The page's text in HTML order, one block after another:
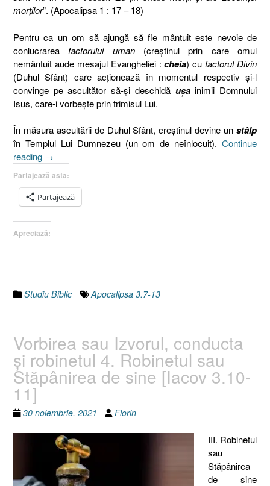
morţilor”. (Apocalipsa 1 : 17 – 18)
Pentru ca un om să ajungă să fie mântuit este nevoie de
conlucrareafactorului uman(creştinul prin care omul
nemântuit aude mesajul Evangheliei :cheia) cufactorul Divin
(Duhul Sfânt) care acţionează în momentul respectiv şi-l
convinge pe ascultător să-şi deschidă uşa inimii Domnului
Isus, care-i vorbeşte prin trimisul Lui.
În măsura ascultării de Duhul Sfânt, creştinul devine un stâlp
în Templul Lui Dumnezeu (un om de neînlocuit). Continue
reading „Biserica
din
Filadelfia.
II.
Cheia,
uşa
şi
3.7-
13]”
→
Partajează asta:
Partajează
Apreciază:
Studiu Biblic Apocalipsa 3.7-13
Vorbirea sau Izvorul, conducta
şi robinetul 4. Robinetul sau
Stăpânirea de sine [Iacov 3.10-
11]
30 noiembrie, 2021 Florin
III. Robinetul
sau
Stăpânirea
de sine